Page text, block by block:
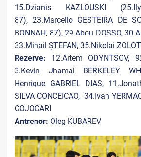
15.Dzianis KAZLOUSKI
87), 23.Marcello GESTEIRA DE
BONNAH, 87), 29.Abou DOSSO,
33.Mihail ȘTEFAN, 35.Nikolai
Rezerve: 12.Artem ODYNTSOV,
3.Kevin Jhamal BERKELEY
Henrique GABRIEL DIAS,
SILVA CONCEICAO, 34.Ivan
COJOCARI
Antrenor: Oleg KUBAREV